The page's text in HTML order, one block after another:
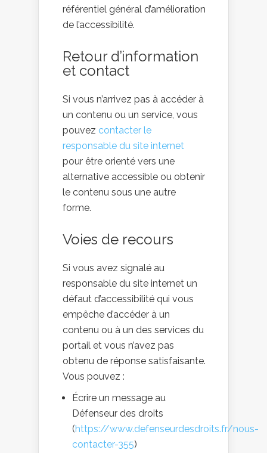
référentiel général d’amélioration
de l’accessibilité.
Retour d’information
et contact
Si vous n’arrivez pas à accéder à
un contenu ou un service, vous
pouvez contacter le
responsable du site internet
pour être orienté vers une
alternative accessible ou obtenir
le contenu sous une autre
forme.
Voies de recours
Si vous avez signalé au
responsable du site internet un
défaut d’accessibilité qui vous
empêche d’accéder à un
contenu ou à un des services du
portail et vous n’avez pas
obtenu de réponse satisfaisante.
Vous pouvez :
Écrire un message au
Défenseur des droits
(https://www.defenseurdesdroits.fr/nous-
contacter-355)